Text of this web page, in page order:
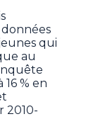
qui
au
16 % en
2010-